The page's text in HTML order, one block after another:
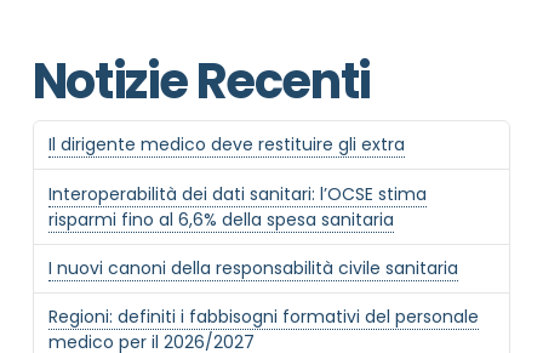
Notizie Recenti
Il dirigente medico deve restituire gli extra
Interoperabilità dei dati sanitari: l’OCSE stima
risparmi fino al 6,6% della spesa sanitaria
I nuovi canoni della responsabilità civile sanitaria
Regioni: definiti i fabbisogni formativi del personale
medico per il 2026/2027
NOME STRUTTURA*
MAIL REFERENTE*